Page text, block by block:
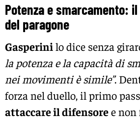
Potenza e smarcamento:
del paragone
Gasperinilo dice senza
la potenza e la capacità di
nei movimenti è simile”.
forza nel duello, il primo
attaccare il difensoree non